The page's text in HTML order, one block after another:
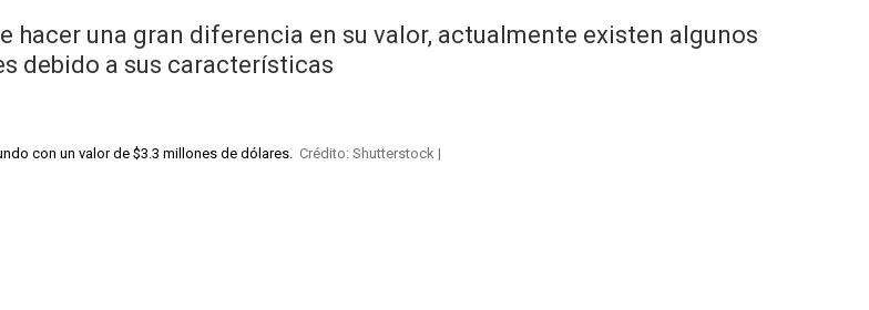
hacer una gran diferencia en su valor, actualmente existen algunos
debido a sus características
con un valor de $3.3 millones de dólares. Crédito: Shutterstock |